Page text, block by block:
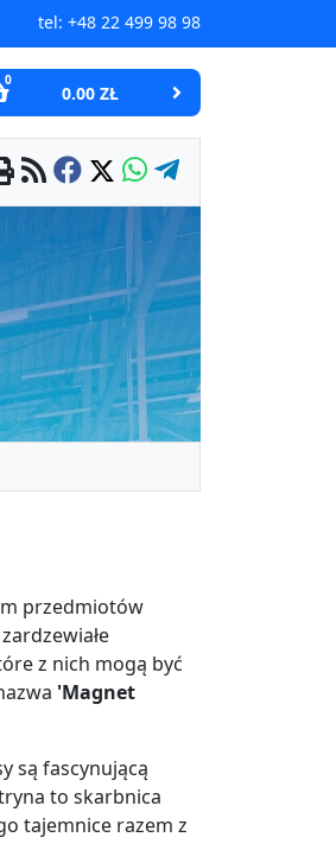
tel: +48 22 499 98 98
0
0.00 ZŁ
przedmiotów
z nich mogą być
'Magnet
są fascynującą
to skarbnica
tajemnice razem z